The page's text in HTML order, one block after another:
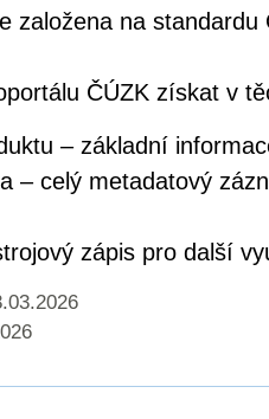
založena na standardu
ČÚZK získat v
– základní
– celý metadatový
zápis pro další